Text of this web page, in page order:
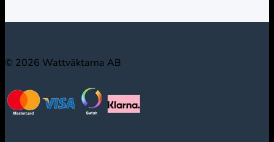
© 2026 Wattväktarna AB